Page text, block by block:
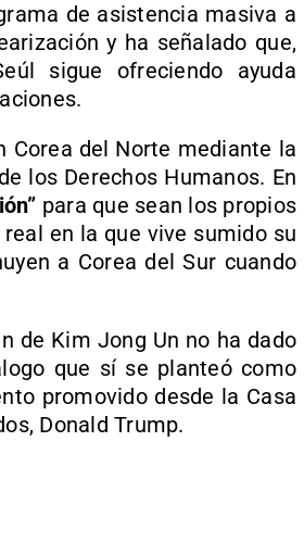
de asistencia masiva a
y ha señalado que,
sigue ofreciendo ayuda
Corea del Norte mediante la
los Derechos Humanos. En
para que sean los propios
en la que vive sumido su
a Corea del Sur cuando
de Kim Jong Un no ha dado
que sí se planteó como
promovido desde la Casa
Donald Trump.